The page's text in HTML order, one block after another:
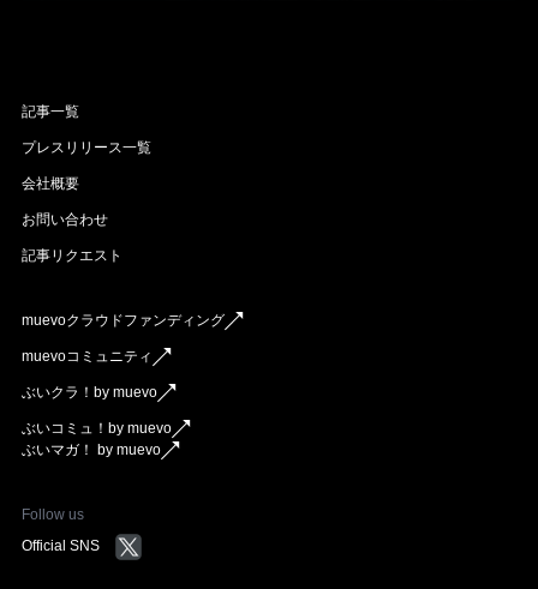
記事一覧
プレスリリース一覧
会社概要
お問い合わせ
記事リクエスト
muevoクラウドファンディング
muevoコミュニティ
ぶいクラ！by muevo
ぶいコミュ！by muevo
ぶいマガ！ by muevo
Follow us
Official SNS